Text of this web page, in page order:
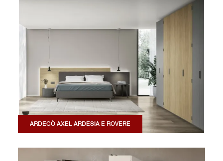
ARDECÒ AXEL ARDESIA E ROVERE